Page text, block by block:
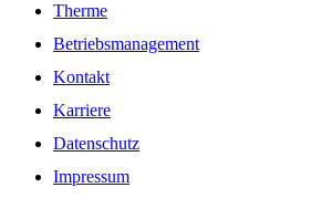
Therme
Betriebsmanagement
Kontakt
Karriere
Datenschutz
Impressum